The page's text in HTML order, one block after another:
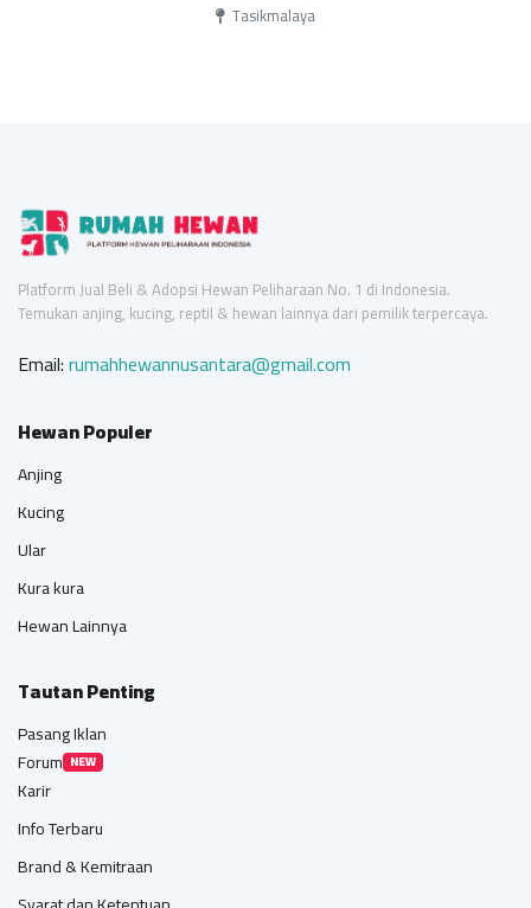
Tasikmalaya
Platform Jual Beli & Adopsi Hewan Peliharaan No. 1 di Indonesia.
Temukan anjing, kucing, reptil & hewan lainnya dari pemilik terpercaya.
Email:rumahhewannusantara@gmail.com
Hewan Populer
Anjing
Kucing
Ular
Kura kura
Hewan Lainnya
Tautan Penting
Pasang Iklan
Forum NEW
Karir
Info Terbaru
Brand & Kemitraan